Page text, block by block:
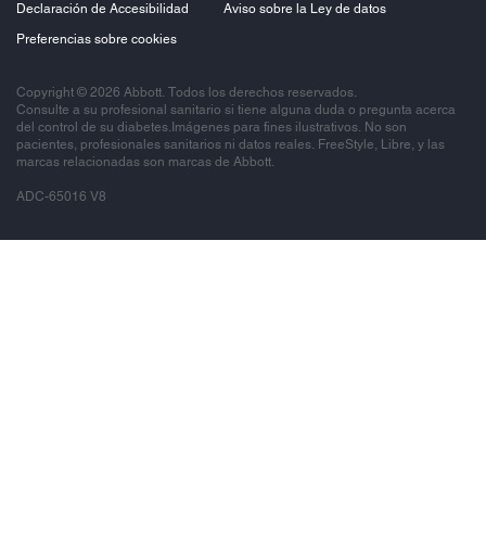
Declaración de Accesibilidad
Aviso sobre la Ley de datos
Preferencias sobre cookies
Copyright © 2026 Abbott. Todos los derechos reservados.
Consulte a su profesional sanitario si tiene alguna duda o pregunta acerca
del control de su diabetes.Imágenes para fines ilustrativos. No son
pacientes, profesionales sanitarios ni datos reales. FreeStyle, Libre, y las
marcas relacionadas son marcas de Abbott.
ADC-65016 V8